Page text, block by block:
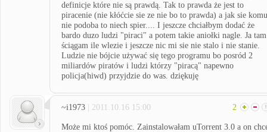
definicje które nie są prawdą. Tak to prawda że jest to
piracenie (nie kłóćcie sie ze nie bo to prawda) a jak sie
nie podoba to niech spier.... I jeszcze chciałbym dodać że
bardo duzo ludzi "piraci" a potem takie aniołki nagle. Ja tam
ściągam ile wlezie i jeszcze nic mi sie nie stalo i nie stanie.
Ludzie nie bójcie używać się tego programu bo posród 2
miliardów piratów i ludzi którzy "piracą" napewno
policja(hiwd) przyjdzie do was. dziękuję
~i1973 | 2011.10.16 15:00 2
Może mi ktoś pomóc. Zainstalowałam uTorrent 3.0 a on